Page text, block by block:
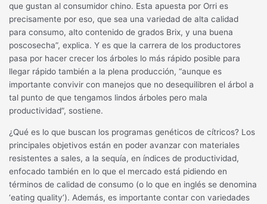
que gustan al consumidor chino. Esta apuesta por Orri es
precisamente por eso, que sea una variedad de alta calidad
para consumo, alto contenido de grados Brix, y una buena
poscosecha”, explica. Y es que la carrera de los productores
pasa por hacer crecer los árboles lo más rápido posible para
llegar rápido también a la plena producción, “aunque es
importante convivir con manejos que no desequilibren el árbol a
tal punto de que tengamos lindos árboles pero mala
productividad”, sostiene.
¿Qué es lo que buscan los programas genéticos de cítricos? Los
principales objetivos están en poder avanzar con materiales
resistentes a sales, a la sequía, en índices de productividad,
enfocado también en lo que el mercado está pidiendo en
términos de calidad de consumo (o lo que en inglés se denomina
‘eating quality’). Además, es importante contar con variedades